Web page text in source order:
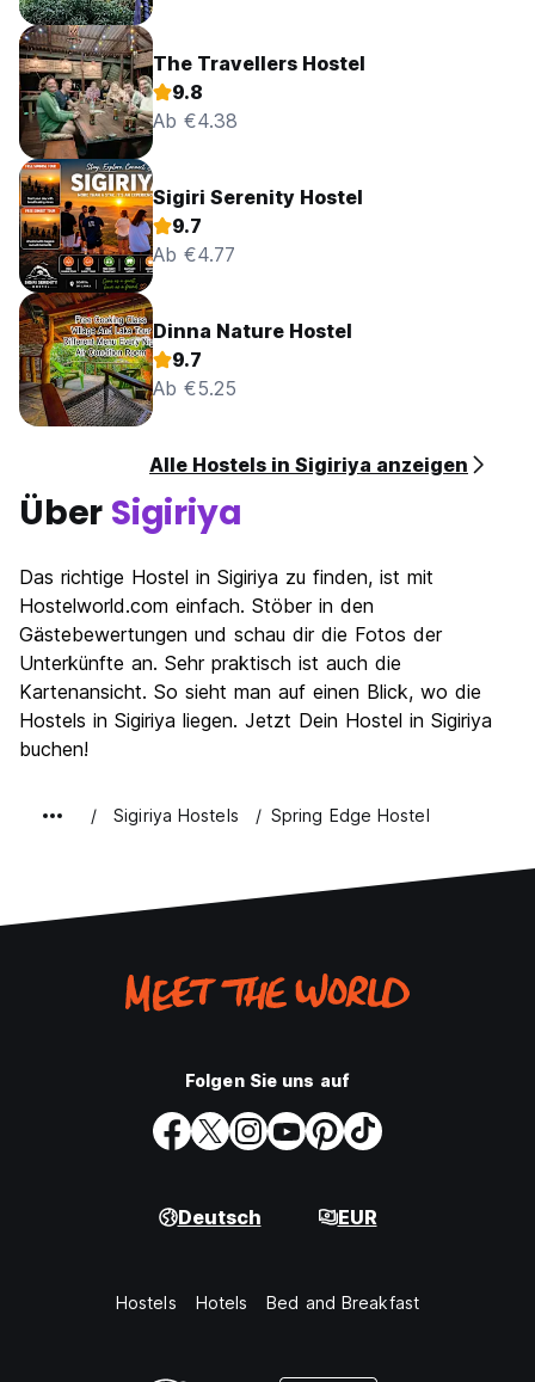
The Travellers Hostel
9.8
Ab €4.38
Sigiri Serenity Hostel
9.7
Ab €4.77
Dinna Nature Hostel
9.7
Ab €5.25
Alle Hostels in Sigiriya anzeigen
Über Sigiriya
Das richtige Hostel in Sigiriya zu finden, ist mit
Hostelworld.com einfach. Stöber in den
Gästebewertungen und schau dir die Fotos der
Unterkünfte an. Sehr praktisch ist auch die
Kartenansicht. So sieht man auf einen Blick, wo die
Hostels in Sigiriya liegen. Jetzt Dein Hostel in Sigiriya
buchen!
Sigiriya Hostels Spring Edge Hostel
Folgen Sie uns auf
Deutsch EUR
Hostels Hotels Bed and Breakfast